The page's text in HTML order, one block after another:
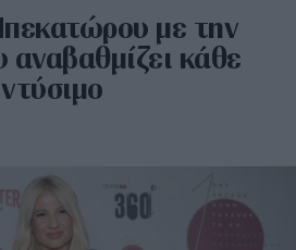
με την
αναβαθμίζει κάθε
ντύσιμο